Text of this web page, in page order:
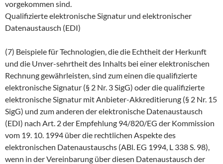
vorgekommen sind.
Qualifizierte elektronische Signatur und elektronischer
Datenaustausch (EDI)
(7) Beispiele für Technologien, die die Echtheit der Herkunft
und die Unver-sehrtheit des Inhalts bei einer elektronischen
Rechnung gewährleisten, sind zum einen die qualifizierte
elektronische Signatur (§ 2 Nr. 3 SigG) oder die qualifizierte
elektronische Signatur mit Anbieter-Akkreditierung (§ 2 Nr. 15
SigG) und zum anderen der elektronische Datenaustausch
(EDI) nach Art. 2 der Empfehlung 94/820/EG der Kommission
vom 19. 10. 1994 über die rechtlichen Aspekte des
elektronischen Datenaustauschs (ABl. EG 1994, L 338 S. 98),
wenn in der Vereinbarung über diesen Datenaustausch der